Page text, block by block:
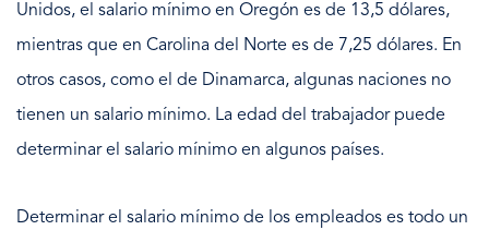
Unidos, el salario mínimo en Oregón es de 13,5 dólares,
mientras que en Carolina del Norte es de 7,25 dólares. En
otros casos, como el de Dinamarca, algunas naciones no
tienen un salario mínimo. La edad del trabajador puede
determinar el salario mínimo en algunos países.
Determinar el salario mínimo de los empleados es todo un